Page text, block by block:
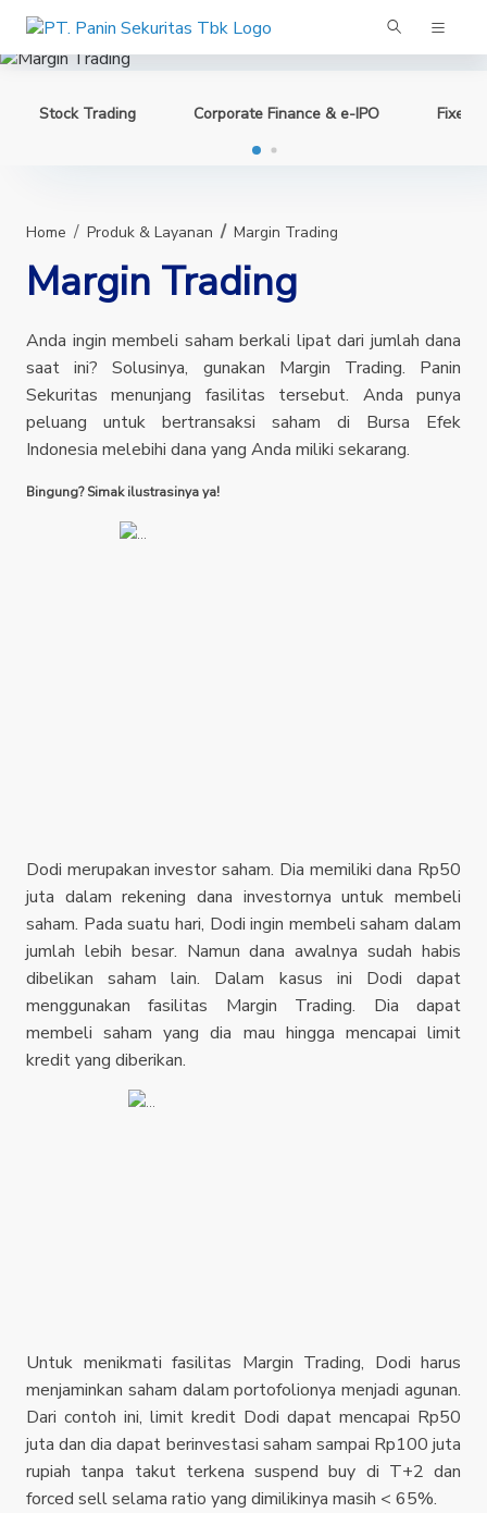
Panin Sekuritas
Stock Trading Corporate Finance & e-IPO Fixed
Home Produk & Layanan Margin Trading
Margin Trading
Anda ingin membeli saham berkali lipat dari jumlah dana
saat ini? Solusinya, gunakan Margin Trading. Panin
Sekuritas menunjang fasilitas tersebut. Anda punya
peluang untuk bertransaksi saham di Bursa Efek
Indonesia melebihi dana yang Anda miliki sekarang.
Bingung? Simak ilustrasinya ya!
Dodi merupakan investor saham. Dia memiliki dana Rp50
juta dalam rekening dana investornya untuk membeli
saham. Pada suatu hari, Dodi ingin membeli saham dalam
jumlah lebih besar. Namun dana awalnya sudah habis
dibelikan saham lain. Dalam kasus ini Dodi dapat
menggunakan fasilitas Margin Trading. Dia dapat
membeli saham yang dia mau hingga mencapai limit
kredit yang diberikan.
Untuk menikmati fasilitas Margin Trading, Dodi harus
menjaminkan saham dalam portofolionya menjadi agunan.
Dari contoh ini, limit kredit Dodi dapat mencapai Rp50
juta dan dia dapat berinvestasi saham sampai Rp100 juta
rupiah tanpa takut terkena suspend buy di T+2 dan
forced sell selama ratio yang dimilikinya masih < 65%.